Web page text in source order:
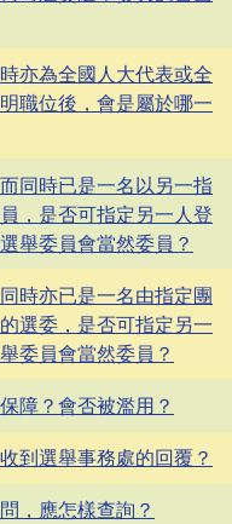
亦為全國人大代表或全
職位後，會是屬於哪一
同時已是一名以另一指
，是否可指定另一人登
舉委員會當然委員？
時亦已是一名由指定團
選委，是否可指定另一
委員會當然委員？
障？會否被濫用？
到選舉事務處的回覆？
，應怎樣查詢？